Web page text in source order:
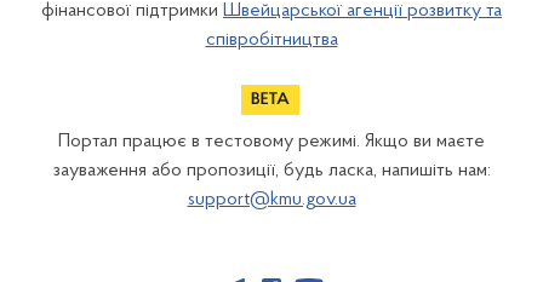
фінансової підтримки Швейцарської агенції розвитку та
співробітництва
Портал працює в тестовому режимі. Якщо ви маєте
зауваження або пропозиції, будь ласка, напишіть нам:
support@kmu.gov.ua